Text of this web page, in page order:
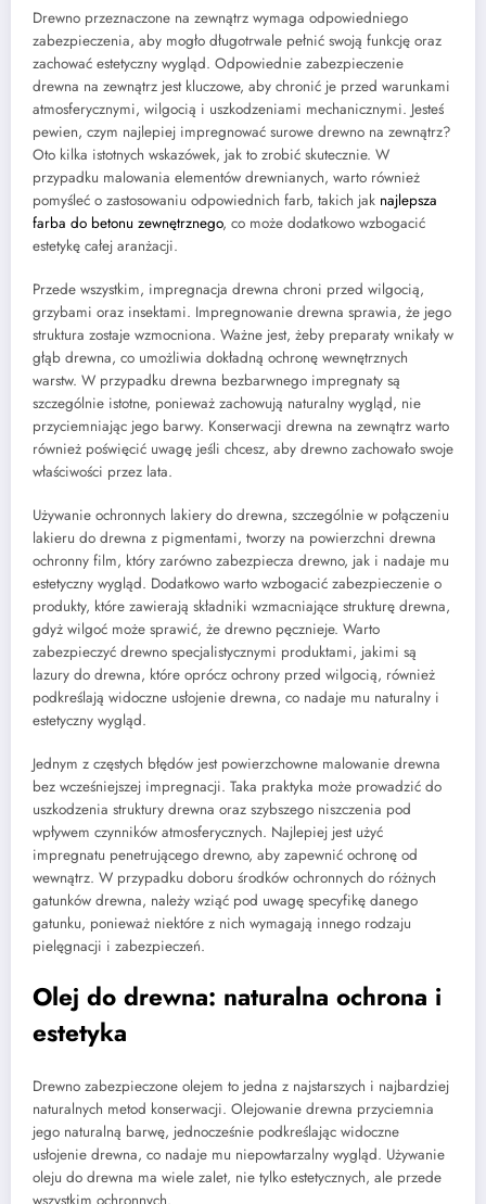
Drewno przeznaczone na zewnątrz wymaga odpowiedniego
zabezpieczenia, aby mogło długotrwale pełnić swoją funkcję oraz
zachować estetyczny wygląd. Odpowiednie zabezpieczenie
drewna na zewnątrz jest kluczowe, aby chronić je przed warunkami
atmosferycznymi, wilgocią i uszkodzeniami mechanicznymi. Jesteś
pewien, czym najlepiej impregnować surowe drewno na zewnątrz?
Oto kilka istotnych wskazówek, jak to zrobić skutecznie. W
przypadku malowania elementów drewnianych, warto również
pomyśleć o zastosowaniu odpowiednich farb, takich jak najlepsza
farba do betonu zewnętrznego, co może dodatkowo wzbogacić
estetykę całej aranżacji.
Przede wszystkim, impregnacja drewna chroni przed wilgocią,
grzybami oraz insektami. Impregnowanie drewna sprawia, że jego
struktura zostaje wzmocniona. Ważne jest, żeby preparaty wnikały w
głąb drewna, co umożliwia dokładną ochronę wewnętrznych
warstw. W przypadku drewna bezbarwnego impregnaty są
szczególnie istotne, ponieważ zachowują naturalny wygląd, nie
przyciemniając jego barwy. Konserwacji drewna na zewnątrz warto
również poświęcić uwagę jeśli chcesz, aby drewno zachowało swoje
właściwości przez lata.
Używanie ochronnych lakiery do drewna, szczególnie w połączeniu
lakieru do drewna z pigmentami, tworzy na powierzchni drewna
ochronny film, który zarówno zabezpiecza drewno, jak i nadaje mu
estetyczny wygląd. Dodatkowo warto wzbogacić zabezpieczenie o
produkty, które zawierają składniki wzmacniające strukturę drewna,
gdyż wilgoć może sprawić, że drewno pęcznieje. Warto
zabezpieczyć drewno specjalistycznymi produktami, jakimi są
lazury do drewna, które oprócz ochrony przed wilgocią, również
podkreślają widoczne usłojenie drewna, co nadaje mu naturalny i
estetyczny wygląd.
Jednym z częstych błędów jest powierzchowne malowanie drewna
bez wcześniejszej impregnacji. Taka praktyka może prowadzić do
uszkodzenia struktury drewna oraz szybszego niszczenia pod
wpływem czynników atmosferycznych. Najlepiej jest użyć
impregnatu penetrującego drewno, aby zapewnić ochronę od
wewnątrz. W przypadku doboru środków ochronnych do różnych
gatunków drewna, należy wziąć pod uwagę specyfikę danego
gatunku, ponieważ niektóre z nich wymagają innego rodzaju
pielęgnacji i zabezpieczeń.
Olej do drewna: naturalna ochrona i
estetyka
Drewno zabezpieczone olejem to jedna z najstarszych i najbardziej
naturalnych metod konserwacji. Olejowanie drewna przyciemnia
jego naturalną barwę, jednocześnie podkreślając widoczne
usłojenie drewna, co nadaje mu niepowtarzalny wygląd. Używanie
oleju do drewna ma wiele zalet, nie tylko estetycznych, ale przede